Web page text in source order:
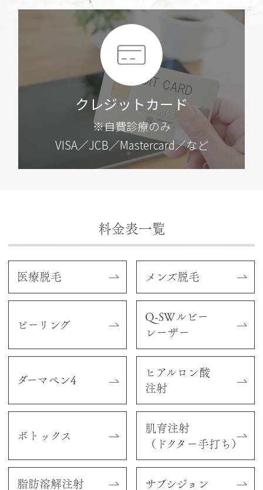
クレジットカード
※自費診療のみ
VISA／JCB／Mastercard／など
料金表一覧
医療脱毛 メンズ脱毛
ピーリング
Q-SWルビー
レーザー
ダーマペン4
ヒアルロン酸
注射
ボトックス
肌育注射
（ドクター手打ち）
脂肪溶解注射 サブシジョン